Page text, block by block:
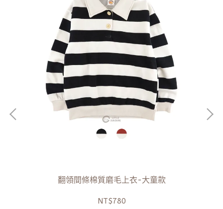
翻領間條棉質磨毛上衣-大童款
NT$780